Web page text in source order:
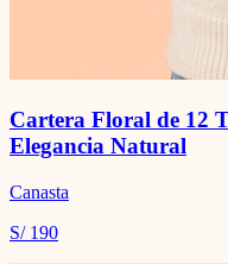
Cartera Floral de 12
Elegancia Natural
Canasta
S/ 190